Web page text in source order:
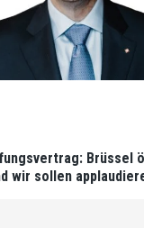
Brüssel
wir sollen